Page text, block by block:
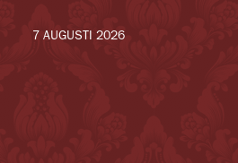
7 AUGUSTI 2026